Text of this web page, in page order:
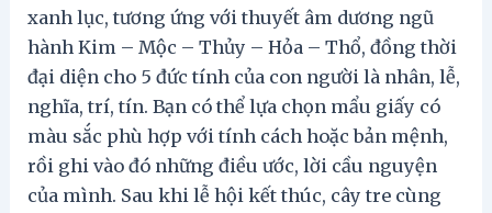
xanh lục, tương ứng với thuyết âm dương ngũ
hành Kim – Mộc – Thủy – Hỏa – Thổ, đồng thời
đại diện cho 5 đức tính của con người là nhân, lễ,
nghĩa, trí, tín. Bạn có thể lựa chọn mẩu giấy có
màu sắc phù hợp với tính cách hoặc bản mệnh,
rồi ghi vào đó những điều ước, lời cầu nguyện
của mình. Sau khi lễ hội kết thúc, cây tre cùng